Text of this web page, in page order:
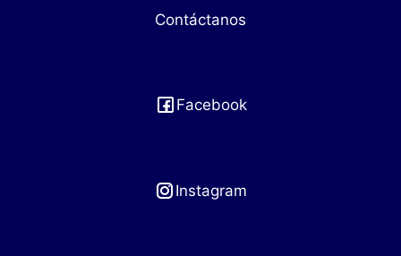
Contáctanos
Facebook
Instagram